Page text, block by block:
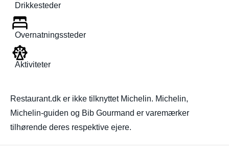
Drikkesteder
Overnatningssteder
Aktiviteter
Restaurant.dk er ikke tilknyttet Michelin. Michelin,
Michelin-guiden og Bib Gourmand er varemærker
tilhørende deres respektive ejere.